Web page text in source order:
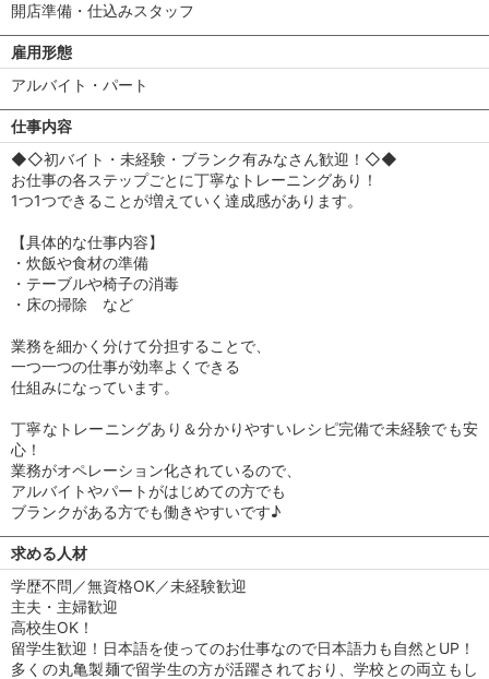
開店準備・仕込みスタッフ
雇用形態
アルバイト・パート
仕事内容
◆◇初バイト・未経験・ブランク有みなさん歓迎！◇◆
お仕事の各ステップごとに丁寧なトレーニングあり！
1つ1つできることが増えていく達成感があります。
【具体的な仕事内容】
・炊飯や食材の準備
・テーブルや椅子の消毒
・床の掃除 など
業務を細かく分けて分担することで、
一つ一つの仕事が効率よくできる
仕組みになっています。
丁寧なトレーニングあり＆分かりやすいレシピ完備で未経験でも安
心！
業務がオペレーション化されているので、
アルバイトやパートがはじめての方でも
ブランクがある方でも働きやすいです♪
求める人材
学歴不問／無資格OK／未経験歓迎
主夫・主婦歓迎
高校生OK！
留学生歓迎！日本語を使ってのお仕事なので日本語力も自然とUP！
多くの丸亀製麺で留学生の方が活躍されており、学校との両立もし